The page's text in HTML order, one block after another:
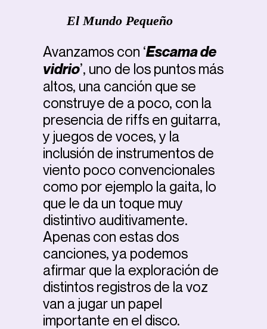
El Mundo Pequeño
Avanzamos con ‘Escama de
vidrio’, uno de los puntos más
altos, una canción que se
construye de a poco, con la
presencia de riffs en guitarra,
y juegos de voces, y la
inclusión de instrumentos de
viento poco convencionales
como por ejemplo la gaita, lo
que le da un toque muy
distintivo auditivamente.
Apenas con estas dos
canciones, ya podemos
afirmar que la exploración de
distintos registros de la voz
van a jugar un papel
importante en el disco.